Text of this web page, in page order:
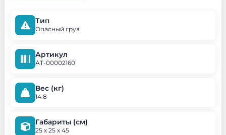
Тип
Опасный груз
Артикул
АТ-00002160
Вес (кг)
14.8
Габариты (см)
25 x 25 x 45